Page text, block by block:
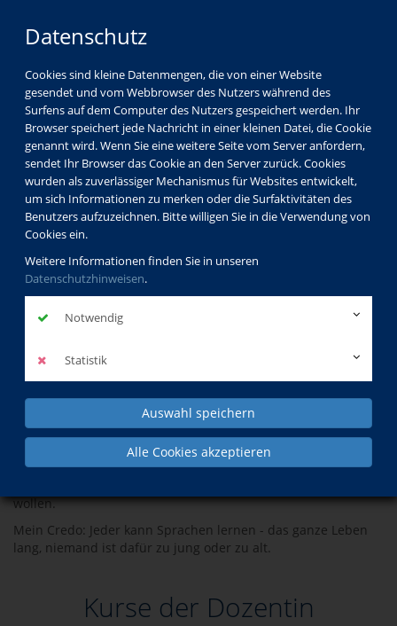
Datenschutz
Cookies sind kleine Datenmengen, die von einer Website
gesendet und vom Webbrowser des Nutzers während des
Surfens auf dem Computer des Nutzers gespeichert werden. Ihr
Browser speichert jede Nachricht in einer kleinen Datei, die Cookie
genannt wird. Wenn Sie eine weitere Seite vom Server anfordern,
sendet Ihr Browser das Cookie an den Server zurück. Cookies
wurden als zuverlässiger Mechanismus für Websites entwickelt,
um sich Informationen zu merken oder die Surfaktivitäten des
Benutzers aufzuzeichnen. Bitte willigen Sie in die Verwendung von
Cookies ein.
Weitere Informationen finden Sie in unseren
Datenschutzhinweisen.
Notwendig
Statistik
Auswahl speichern
Alle Cookies akzeptieren
vhs Görlitz
Kursleiterverzeichnis
Marta Tscharntke
Marta
Tscharntke
Dozentinnenprofil
Ich unterrichte seit vielen Jahren Polnisch an der vhs Görlitz.
und ohne Stress und die motivierten Teilnehmer.
Jemandem Polnisch beizubringen, ist an sich schon eine
große Herausforderung – aber ich versuche darüber hinaus
zu erreichen, dass die Teilnehmenden die Lust an der
wollen.
Mein Credo: Jeder kann Sprachen lernen - das ganze Leben
lang, niemand ist dafür zu jung oder zu alt.
Kurse der Dozentin